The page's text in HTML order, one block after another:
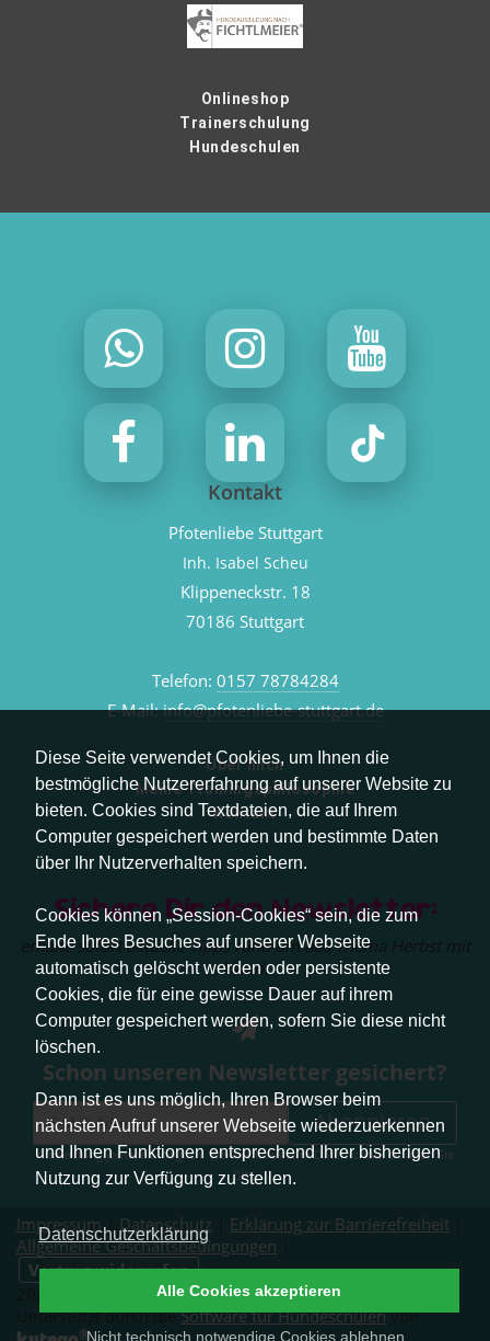
Diese Seite verwendet Cookies, um Ihnen die
bestmögliche Nutzererfahrung auf unserer Website zu
bieten. Cookies sind Textdateien, die auf Ihrem
Computer gespeichert werden und bestimmte Daten
über Ihr Nutzerverhalten speichern.
Cookies können „Session-Cookies“ sein, die zum
Ende Ihres Besuches auf unserer Webseite
automatisch gelöscht werden oder persistente
Cookies, die für eine gewisse Dauer auf ihrem
Computer gespeichert werden, sofern Sie diese nicht
löschen.
Dann ist es uns möglich, Ihren Browser beim
nächsten Aufruf unserer Webseite wiederzuerkennen
und Ihnen Funktionen entsprechend Ihrer bisherigen
Nutzung zur Verfügung zu stellen.
Datenschutzerklärung
Nicht technisch notwendige Cookies ablehnen
Alle Cookies akzeptieren
Onlineshop
Trainerschulung
Hundeschulen
Kontakt
Pfotenliebe Stuttgart
Inh. Isabel Scheu
Klippeneckstr. 18
70186 Stuttgart
Telefon: 0157 78784284
E-Mail:info@pfotenliebe-stuttgart.de
Über mich
Meine Trainingsphilosophie
Kontakt
Sichere Dir den Newsletter:
erhalte sofort aktuelle Tipps rund um das Thema Herbst mit
Hund.
Schon unseren Newsletter gesichert?
Abonnieren
Abmeldung jederzeit möglich. Weitere Infos zum Datenschutz erhalten Sie
hier.
Impressum| Datenschutz Erklärung zur Barrierefreiheit
Allgemeine Geschäftsbedingungen
Vertrag widerrufen
2026 © Pfotenliebe Stuttgart. Alle Rechte vorbehalten.
Unterstützt durch dieSoftware für Hundeschulenvon
®